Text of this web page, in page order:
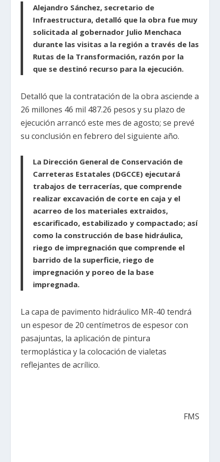
Alejandro Sánchez, secretario de
Infraestructura, detalló que la obra fue muy
solicitada al gobernador Julio Menchaca
durante las visitas a la región a través de las
Rutas de la Transformación, razón por la
que se destinó recurso para la ejecución.
Detalló que la contratación de la obra asciende a
26 millones 46 mil 487.26 pesos y su plazo de
ejecución arrancó este mes de agosto; se prevé
su conclusión en febrero del siguiente año.
La Dirección General de Conservación de
Carreteras Estatales (DGCCE) ejecutará
trabajos de terracerías, que comprende
realizar excavación de corte en caja y el
acarreo de los materiales extraidos,
escarificado, estabilizado y compactado; así
como la construcción de base hidráulica,
riego de impregnación que comprende el
barrido de la superficie, riego de
impregnación y poreo de la base
impregnada.
La capa de pavimento hidráulico MR-40 tendrá
un espesor de 20 centímetros de espesor con
pasajuntas, la aplicación de pintura
termoplástica y la colocación de vialetas
reflejantes de acrílico.
FMS